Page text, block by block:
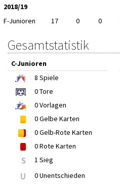
2018/19
F-Junioren
17 0 0
Gesamtstatistik
C-Junioren
8 Spiele
0Tore
0Vorlagen
0Gelbe Karten
0Gelb-Rote Karten
0Rote Karten
S 1 Sieg
U 0 Unentschieden